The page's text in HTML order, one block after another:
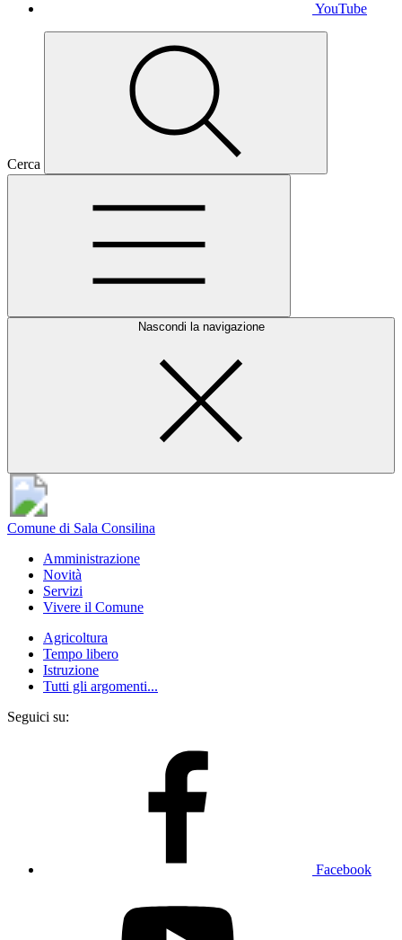
YouTube
Cerca
Nascondi la navigazione
Comune di Sala Consilina
Amministrazione
Novità
Servizi
Vivere il Comune
Agricoltura
Tempo libero
Istruzione
Tutti gli argomenti...
Seguici su:
Facebook